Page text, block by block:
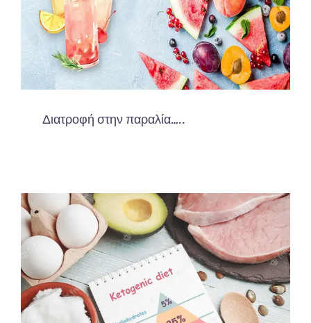
Διατροφή στην παραλία…..